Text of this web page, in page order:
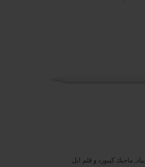
, ماجيك كيبورد و قلم ابل